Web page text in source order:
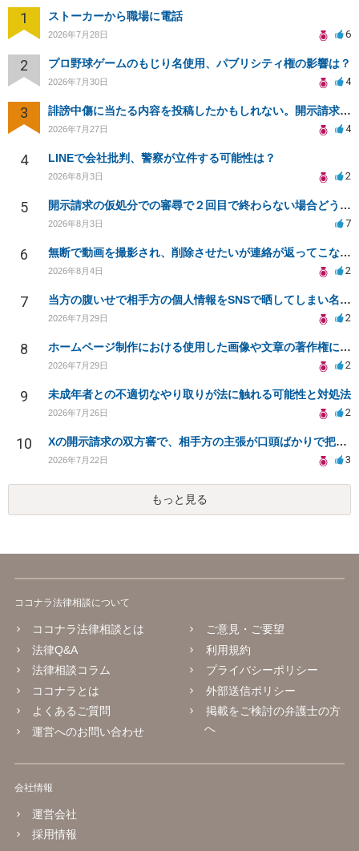
1 ストーカーから職場に電話
2026年7月28日 6
2 プロ野球ゲームのもじり名使用、パブリシティ権の影響は？
2026年7月30日 4
3 誹謗中傷に当たる内容を投稿したかもしれない。開示請求や民事刑事裁判に発展しうるのか教えて欲しい。
2026年7月27日 4
4 LINEで会社批判、警察が立件する可能性は？
2026年8月3日 2
5 開示請求の仮処分での審尋で２回目で終わらない場合どうしたらいいですか
2026年8月3日 7
6 無断で動画を撮影され、削除させたいが連絡が返ってこない。
2026年8月4日 2
7 当方の腹いせで相手方の個人情報をSNSで晒してしまい名誉毀損させてしまったかもしれない
2026年7月29日 2
8 ホームページ制作における使用した画像や文章の著作権について
2026年7月29日 2
9 未成年者との不適切なやり取りが法に触れる可能性と対処法
2026年7月26日 2
10 Xの開示請求の双方審で、相手方の主張が口頭ばかりで把握しきれません
2026年7月22日 3
もっと見る
ココナラ法律相談について
ココナラ法律相談とは
法律Q&A
法律相談コラム
ココナラとは
よくあるご質問
運営へのお問い合わせ
ご意見・ご要望
利用規約
プライバシーポリシー
外部送信ポリシー
掲載をご検討の弁護士の方
へ
会社情報
運営会社
採用情報